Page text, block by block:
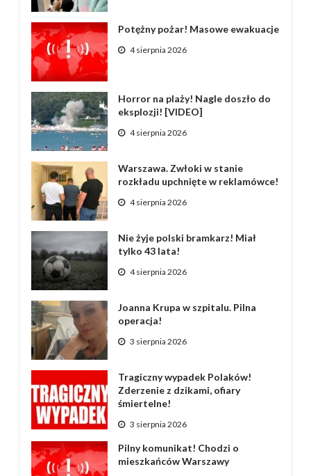
Potężny pożar! Masowe ewakuacje
4 sierpnia 2026
Horror na plaży! Nagle doszło do
eksplozji! [VIDEO]
4 sierpnia 2026
Warszawa. Zwłoki w stanie
rozkładu upchnięte w reklamówce!
4 sierpnia 2026
Nie żyje polski bramkarz! Miał
tylko 43 lata!
4 sierpnia 2026
Joanna Krupa w szpitalu. Pilna
operacja!
3 sierpnia 2026
Tragiczny wypadek Polaków!
Zderzenie z dzikami, ofiary
śmiertelne!
3 sierpnia 2026
Pilny komunikat! Chodzi o
mieszkańców Warszawy